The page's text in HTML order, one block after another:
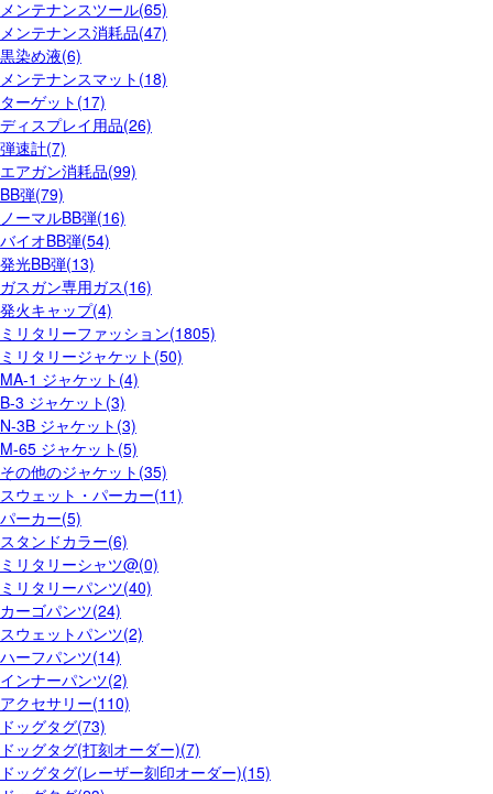
メンテナンスツール(65)
メンテナンス消耗品(47)
黒染め液(6)
メンテナンスマット(18)
ターゲット(17)
ディスプレイ用品(26)
弾速計(7)
エアガン消耗品(99)
BB弾(79)
ノーマルBB弾(16)
バイオBB弾(54)
発光BB弾(13)
ガスガン専用ガス(16)
発火キャップ(4)
ミリタリーファッション(1805)
ミリタリージャケット(50)
MA-1 ジャケット(4)
B-3 ジャケット(3)
N-3B ジャケット(3)
M-65 ジャケット(5)
その他のジャケット(35)
スウェット・パーカー(11)
パーカー(5)
スタンドカラー(6)
ミリタリーシャツ@(0)
ミリタリーパンツ(40)
カーゴパンツ(24)
スウェットパンツ(2)
ハーフパンツ(14)
インナーパンツ(2)
アクセサリー(110)
ドッグタグ(73)
ドッグタグ(打刻オーダー)(7)
ドッグタグ(レーザー刻印オーダー)(15)